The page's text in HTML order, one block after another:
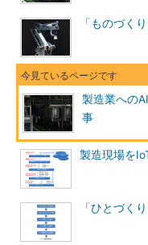
「ものづく
製造業への
事
製造現場を
「ひとづく